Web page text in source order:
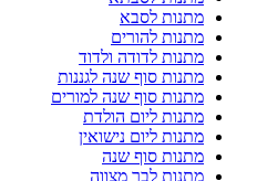
מתנות לסבא
מתנות להורים
מתנות לדודה ולדוד
מתנות סוף שנה לגננות
מתנות סוף שנה למורים
מתנות ליום הולדת
מתנות ליום נישואין
מתנות סוף שנה
מתנות לבר מצווה